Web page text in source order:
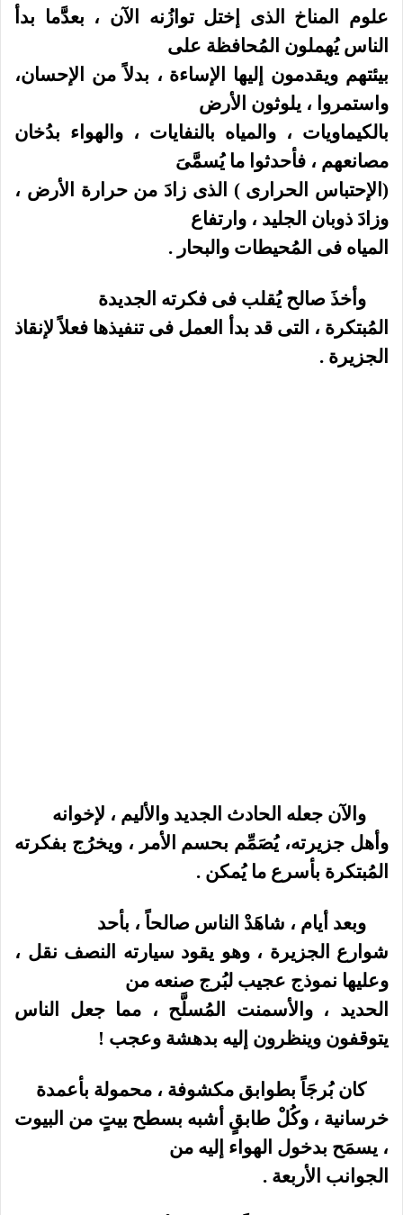
علوم المناخ الذى إختل توازُنه الآن ، بعدََّما بدأ
الناس يُهملون المُحافظة على
بيئتهم ويقدمون إليها الإساءة ، بدلاً من الإحسان،
واستمروا ، يلوثون الأرض
بالكيماويات ، والمياه بالنفايات ، والهواء بدُخان
مصانعهم ، فأحدثوا ما يُسمَّىَ
(الإحتباس الحرارى ) الذى زادَ من حرارة الأرض ،
وزادَ ذوبان الجليد ، وارتفاع
المياه فى المُحيطات والبحار .
وأخذَ صالح يُقلب فى فكرته الجديدة
المُبتكرة ، التى قد بدأ العمل فى تنفيذها فعلاً لإنقاذ
الجزيرة .
والآن جعله الحادث الجديد والأليم ، لإخوانه
وأهل جزيرته، يُصَمِّم بحسم الأمر ، ويخرُج بفكرته
المُبتكرة بأسرع ما يُمكن .
وبعد أيام ، شاهَدْ الناس صالحاً ، بأحد
شوارع الجزيرة ، وهو يقود سيارته النصف نقل ،
وعليها نموذج عجيب لبُرج صنعه من
الحديد ، والأسمنت المُسلَّح ، مما جعل الناس
يتوقفون وينظرون إليه بدهشة وعجب !
كان بُرجَاً بطوابق مكشوفة ، محمولة بأعمدة
خرسانية ، وكُلْ طابقٍ أشبه بسطح بيتٍ من البيوت
، يسمَح بدخول الهواء إليه من
الجوانب الأربعة .